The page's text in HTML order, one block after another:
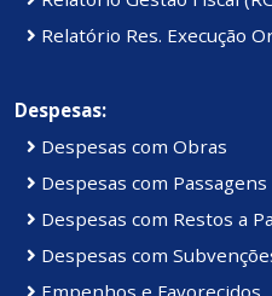
Relatório Res. Execução
Despesas:
Despesas com Obras
Despesas com Passagens
Despesas com Restos a
Despesas com